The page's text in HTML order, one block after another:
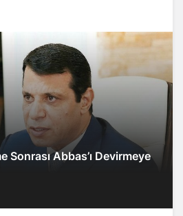
Sonrası Abbas’ı Devirmeye